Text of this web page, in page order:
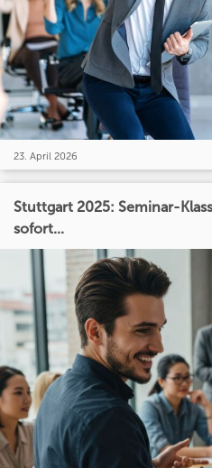
23. April 2026
Stuttgart 2025: Seminar-
sofort...